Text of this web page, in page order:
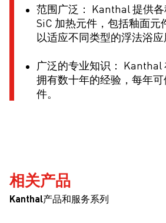
范围广泛： Kanthal 提供
SiC 加热元件，包括釉面元
以适应不同类型的浮法浴应
广泛的专业知识： Kanthal
拥有数十年的经验，每年
件。
相关产品
Kanthal产品和服务系列